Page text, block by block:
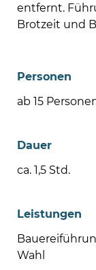
entfernt.
Brotzeit und
Personen
ab 15
Dauer
ca. 1,5 Std.
Leistungen
Wahl